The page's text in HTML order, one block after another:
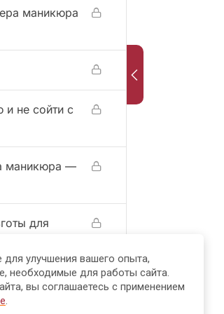
маникюра
и не сойти с
маникюра —
для
маникюра
улучшения вашего опыта,
необходимые для работы сайта.
вы соглашаетесь с применением
.